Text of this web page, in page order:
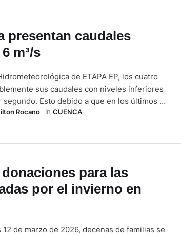
presentan caudales
m³/s
de ETAPA EP, los cuatro
sus caudales con niveles inferiores
Esto debido a que en los últimos 10
lluvias considerables. Según el
Rocano In CUENCA
para las
por el invierno en
de marzo de 2026, decenas de familias se